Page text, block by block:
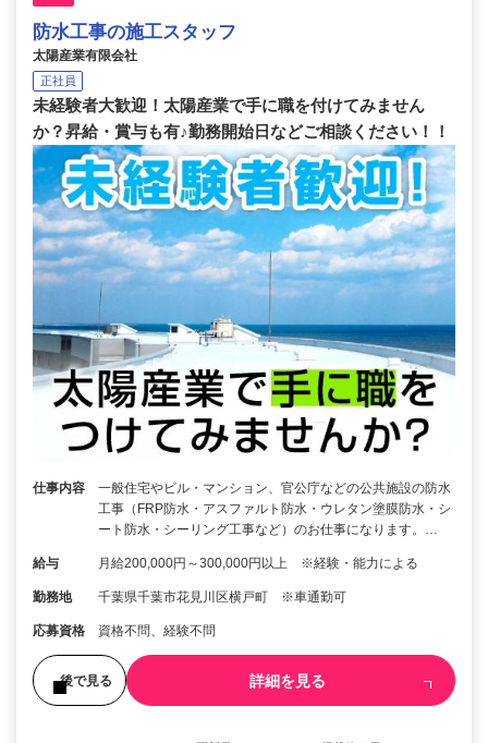
防水工事の施工スタッフ
太陽産業有限会社
正社員
未経験者大歓迎！太陽産業で手に職を付けてみません
か？昇給・賞与も有♪勤務開始日などご相談ください！！
仕事内容
一般住宅やビル・マンション、官公庁などの公共施設の防水
工事（FRP防水・アスファルト防水・ウレタン塗膜防水・シ
ート防水・シーリング工事など）のお仕事になります。…
給与 月給200,000円～300,000円以上 ※経験・能力による
勤務地 千葉県千葉市花見川区横戸町 ※車通勤可
応募資格 資格不問、経験不問
後で見る 詳細を見る